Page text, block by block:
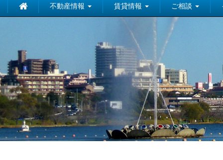
不動産情報 賃貸情報 ご相談